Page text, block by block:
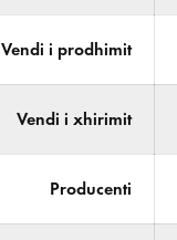
Vendi i prodhimit
Vendi i xhirimit
Producenti